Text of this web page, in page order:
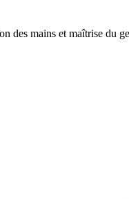
des mains et maîtrise du